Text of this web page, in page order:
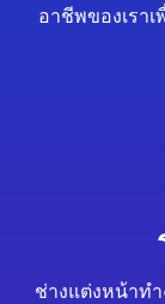
อาชีพของเรา
ช่างแต่งหน้าท